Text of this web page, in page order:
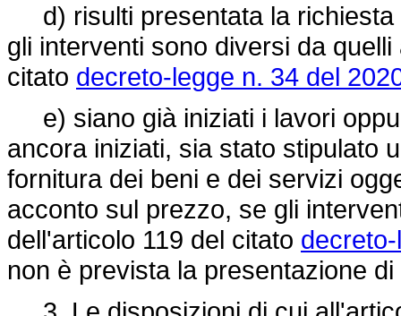
d) risulti presentata la richiesta
gli interventi sono diversi da
citato decreto-legge n. 34 del
e) siano già iniziati i lavori
ancora iniziati, sia stato stipulato
fornitura dei beni e dei servizi
acconto sul prezzo, se gli
dell'articolo 119 del citato
non è prevista la presentazione